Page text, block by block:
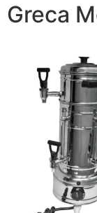
Greca